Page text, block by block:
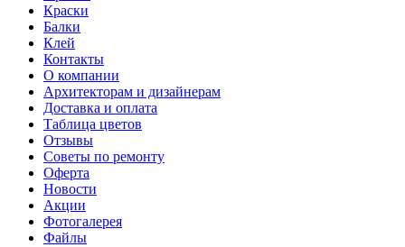
Краски
Балки
Клей
Контакты
О компании
Архитекторам и дизайнерам
Доставка и оплата
Таблица цветов
Отзывы
Советы по ремонту
Оферта
Новости
Акции
Фотогалерея
Файлы